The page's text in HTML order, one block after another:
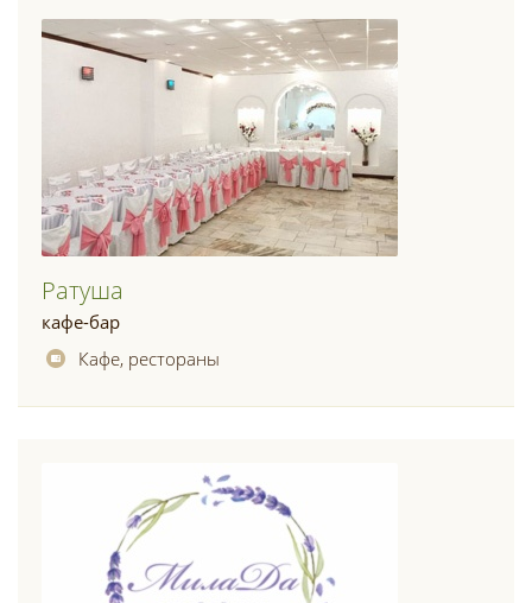
Ратуша
кафе-бар
Кафе, рестораны